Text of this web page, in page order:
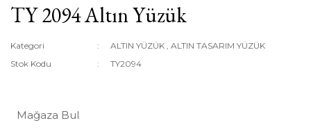
TY 2094 Altın Yüzük
Kategori ALTIN YÜZÜK ,ALTIN TASARIM YÜZÜK
Stok Kodu
TY2094
Mağaza Bul